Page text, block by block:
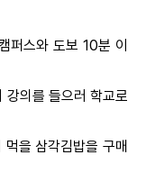
퍼스와 도보 10분 이
강의를 들으러 학교로
을 삼각김밥을 구매